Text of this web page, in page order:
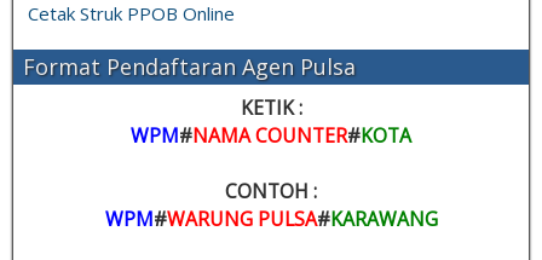
Cetak Struk PPOB Online
Format Pendaftaran Agen Pulsa
KETIK :
WPM#NAMA COUNTER#KOTA
CONTOH :
WPM#WARUNG PULSA#KARAWANG